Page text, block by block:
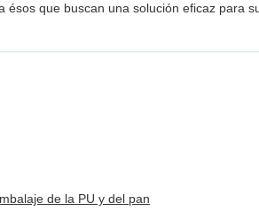
que buscan una solución eficaz para
de la PU y del pan